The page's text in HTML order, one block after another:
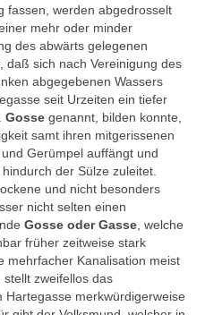
fassen, werden abgedrosselt
mehr oder minder
des abwärts gelegenen
daß sich nach Vereinigung des
abgegebenen Wassers
seit Urzeiten ein tiefer
Gosse genannt, bilden konnte,
samt ihren mitgerissenen
Gerümpel auffängt und
der Sülze zuleitet.
und nicht besonders
nicht selten einen
Gosse oder Gasse , welche
früher zeitweise stark
mehrfacher Kanalisation meist
zweifellos das
merkwürdigerweise